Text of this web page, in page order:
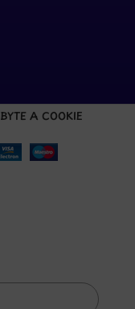
BYTE A COOKIE